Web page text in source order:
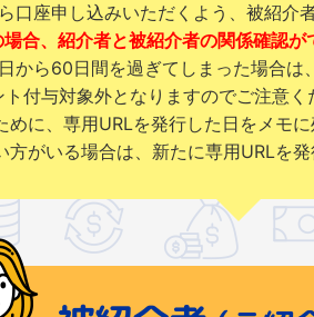
口座申し込みいただくよう、被紹介
合、紹介者と被紹介者の関係確認
から60日間を過ぎてしまった場合
付与対象外となりますのでご注意く
めに、専用URLを発行した日をメモ
がいる場合は、新たに専用URLを発